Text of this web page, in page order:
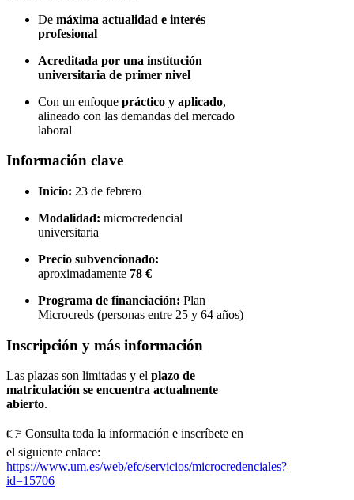
De máxima actualidad e interés
profesional
Acreditada por una institución
universitaria de primer nivel
Con un enfoque práctico y aplicado,
alineado con las demandas del mercado
laboral
Información clave
Inicio: 23 de febrero
Modalidad: microcredencial
universitaria
Precio subvencionado:
aproximadamente 78 €
Programa de financiación: Plan
Microcreds (personas entre 25 y 64 años)
Inscripción y más información
Las plazas son limitadas y el plazo de
matriculación se encuentra actualmente
abierto.
👉 Consulta toda la información e inscríbete en
el siguiente enlace:
https://www.um.es/web/efc/servicios/microcredenciales?
id=15706